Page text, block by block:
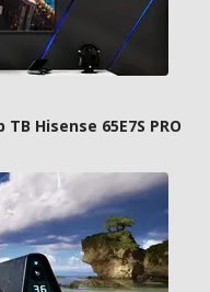
Hisense 65E7S PRO